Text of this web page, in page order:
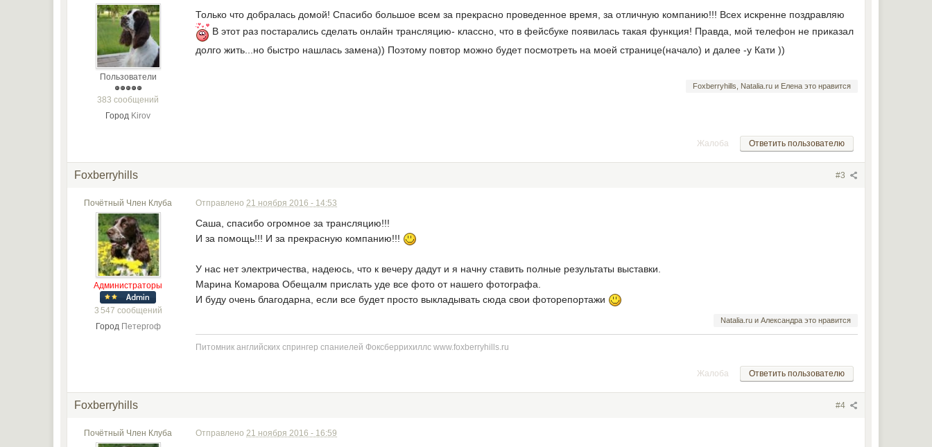
Пользователи
383 сообщений
Город Kirov
Только что добралась домой! Спасибо большое всем за прекрасно проведенное время, за отличную компанию!!! Всех искренне поздравляю
В этот раз постарались сделать онлайн трансляцию- классно, что в фейсбуке появилась такая функция! Правда, мой телефон не приказал
долго жить...но быстро нашлась замена)) Поэтому повтор можно будет посмотреть на моей странице(начало) и далее -у Кати ))
Foxberryhills, Natalia.ru и Елена это нравится
Ответить пользователю
Жалоба
#3
Foxberryhills
Почётный Член Клуба
Администраторы
3 547 сообщений
Город Петергоф
Отправлено 21 ноября 2016 - 14:53
Саша, спасибо огромное за трансляцию!!!
И за помощь!!! И за прекрасную компанию!!!
У нас нет электричества, надеюсь, что к вечеру дадут и я начну ставить полные результаты выставки.
Марина Комарова Обещалм прислать уде все фото от нашего фотографа.
И буду очень благодарна, если все будет просто выкладывать сюда свои фоторепортажи
Natalia.ru и Александра это нравится
Питомник английских спрингер спаниелей Фоксберрихиллс www.foxberryhills.ru
Ответить пользователю
Жалоба
#4
Foxberryhills
Почётный Член Клуба Отправлено21 ноября 2016 - 16:59